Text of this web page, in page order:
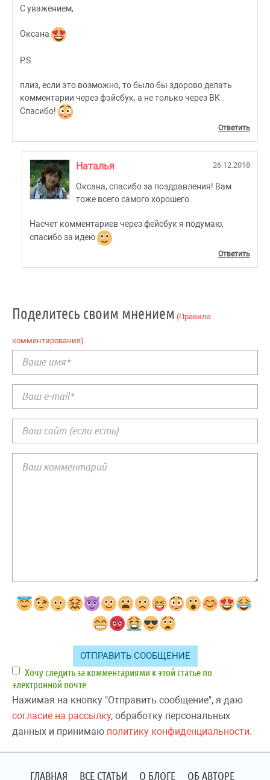
С уважением,
Оксана
P.S.
плиз, если это возможно, то было бы здорово делать
комментарии через фэйсбук, а не только через ВК .
Спaсибо!
Ответить
Наталья 26.12.2018
Оксана, спасибо за поздравления! Вам
тоже всего самого хорошего.
Насчет комментариев через фейсбук я подумаю,
спасибо за идею
Ответить
Поделитесь своим мнением (Правила
комментирования)
Хочу следить за комментариями к этой статье по
электронной почте
Нажимая на кнопку "Отправить сообщение", я даю
согласие на рассылку, обработку персональных
данных и принимаю политику конфиденциальности.
ГЛАВНАЯ ВСЕ СТАТЬИ О БЛОГЕ ОБ АВТОРЕ